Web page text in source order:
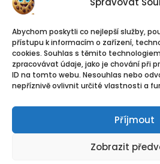
Abychom poskytli co nejlepší služby,
přístupu k informacím o zařízení,
cookies. Souhlas s těmito
zpracovávat údaje, jako je chování při
ID na tomto webu. Nesouhlas nebo
nepříznivě ovlivnit určité vlastnosti a
Příjmout
Zobrazit
Logo Jobmarkt.cz ® je
známka.